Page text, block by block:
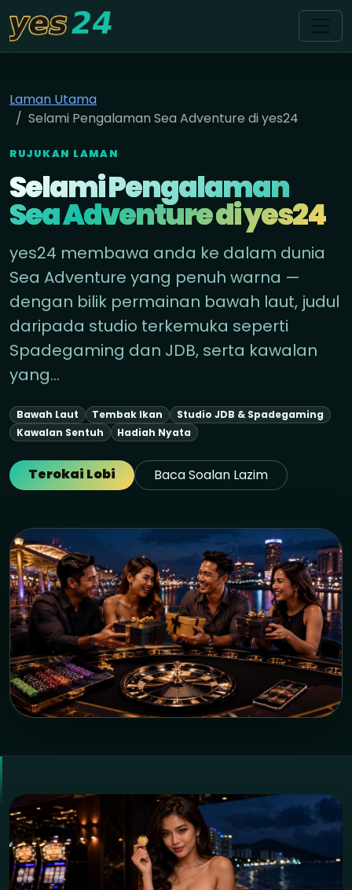
yes24
Laman Utama
Selami Pengalaman Sea Adventure di yes24
RUJUKAN LAMAN
Selami Pengalaman
Sea Adventure di yes24
yes24 membawa anda ke dalam dunia
Sea Adventure yang penuh warna —
dengan bilik permainan bawah laut, judul
daripada studio terkemuka seperti
Spadegaming dan JDB, serta kawalan
yang…
Bawah Laut Tembak Ikan
Studio JDB & Spadegaming
Kawalan Sentuh
Hadiah Nyata
Terokai Lobi Baca Soalan Lazim